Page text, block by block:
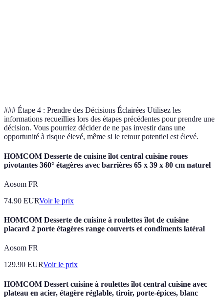
### Étape 4 : Prendre des Décisions Éclairées Utilisez les
informations recueillies lors des étapes précédentes pour prendre une
décision. Vous pourriez décider de ne pas investir dans une
opportunité à risque élevé, même si le retour potentiel est élevé.
HOMCOM Desserte de cuisine îlot central cuisine roues
pivotantes 360° étagères avec barrières 65 x 39 x 80 cm naturel
Aosom FR
74.90 EURVoir le prix
HOMCOM Desserte de cuisine à roulettes îlot de cuisine
placard 2 porte étagères range couverts et condiments latéral
Aosom FR
129.90 EURVoir le prix
HOMCOM Dessert cuisine à roulettes îlot central cuisine avec
plateau en acier, étagère réglable, tiroir, porte-épices, blanc